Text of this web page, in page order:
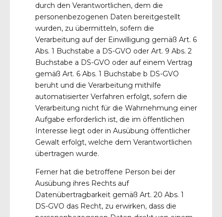
durch den Verantwortlichen, dem die
personenbezogenen Daten bereitgestellt
wurden, zu übermitteln, sofern die
Verarbeitung auf der Einwilligung gemäß Art. 6
Abs. 1 Buchstabe a DS-GVO oder Art. 9 Abs. 2
Buchstabe a DS-GVO oder auf einem Vertrag
gemäß Art. 6 Abs. 1 Buchstabe b DS-GVO
beruht und die Verarbeitung mithilfe
automatisierter Verfahren erfolgt, sofern die
Verarbeitung nicht für die Wahrnehmung einer
Aufgabe erforderlich ist, die im öffentlichen
Interesse liegt oder in Ausübung öffentlicher
Gewalt erfolgt, welche dem Verantwortlichen
übertragen wurde.
Ferner hat die betroffene Person bei der
Ausübung ihres Rechts auf
Datenübertragbarkeit gemäß Art. 20 Abs. 1
DS-GVO das Recht, zu erwirken, dass die